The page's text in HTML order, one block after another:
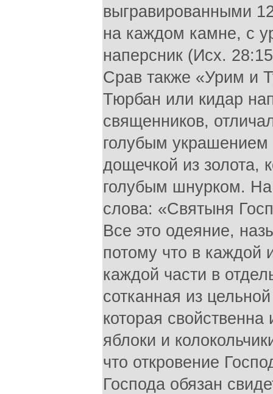
выгравированными
на каждом камне, с
наперсник (Исх.
Срав также «Урим и
Тюрбан или кидар
священников,
голубым
дощечкой из золота,
голубым шнурком.
слова: «Святыня
Все это одеяние,
потому что в каждой
каждой части в
сотканная из
которая
яблоки и
что откровение
Господа обязан